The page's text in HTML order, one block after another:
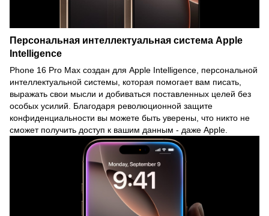
Персональная интеллектуальная система Apple
Intelligence
Phone 16 Pro Max создан для Apple Intelligence, персональной
интеллектуальной системы, которая помогает вам писать,
выражать свои мысли и добиваться поставленных целей без
особых усилий. Благодаря революционной защите
конфиденциальности вы можете быть уверены, что никто не
сможет получить доступ к вашим данным - даже Apple.